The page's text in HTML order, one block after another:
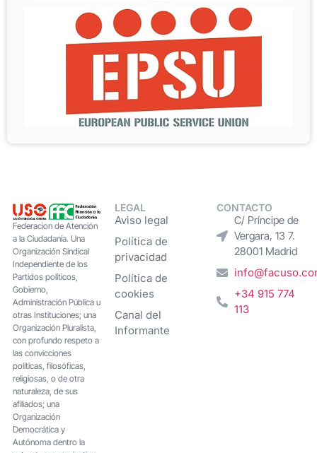
Federacion de Atención
a la Ciudadanía. Una
Organización Sindical
Independiente de los
Partidos políticos,
Gobierno,
Administración Pública u
otras Instituciones; una
Organización Pluralista,
con profundo respeto a
las convicciones
políticas, filosóficas,
religiosas, o de otra
naturaleza, de sus
afiliados; una
Organización
Democrática y
Autónoma dentro la
LEGAL
Aviso legal
Política de
privacidad
Política de
cookies
Canal del
Informante
CONTACTO
C/ Príncipe de
Vergara, 13 7.
28001 Madrid
+34 915 774
113